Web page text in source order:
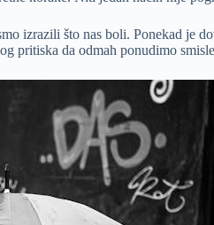
izrazili što nas boli. Ponekad je
pritiska da odmah ponudimo